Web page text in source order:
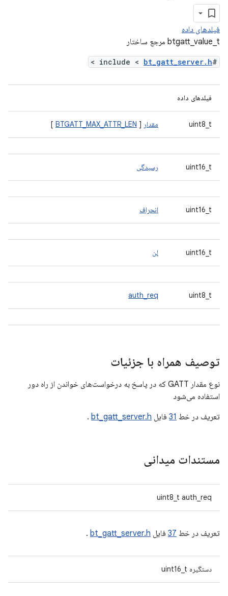
فیلدهای داده
btgatt_value_t مرجع ساختار
#include <
bt_gatt_server.h
>
فیلدهای داده
uint8_t مقدار [
BTGATT_MAX_ATTR_LEN
]
uint16_t رسیدگی
uint16_t انحراف
uint16_t لن
uint8_t
auth_req
توصیف همراه با جزئیات
نوع مقدار GATT که در پاسخ به درخواست‌های خواندن از راه دور
استفاده می‌شود
تعریف در خط 31 فایل bt_gatt_server.h
.
مستندات میدانی
uint8_t auth_req
تعریف در خط 37 فایل bt_gatt_server.h
.
دستگیره uint16_t